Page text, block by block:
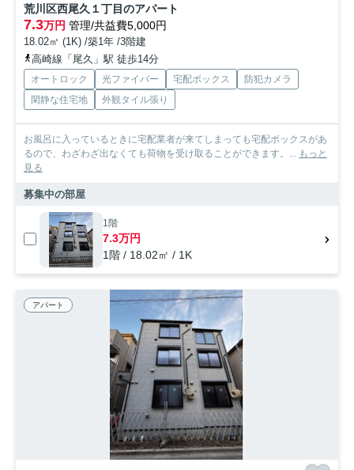
荒川区西尾久１丁目のアパート
7.3万円 管理/共益費5,000円
18.02㎡ (1K) /築1年 /3階建
高崎線「尾久」駅 徒歩14分
オートロック 光ファイバー 宅配ボックス
防犯カメラ
閑静な住宅地
外観タイル張り
お風呂に入っているときに宅配業者が来てしまっても宅配ボックスがあ
るので、わざわざ出なくても荷物を受け取ることができます。...
もっと
見る
募集中の部屋
1階
7.3万円
1階 / 18.02㎡ / 1K
アパート